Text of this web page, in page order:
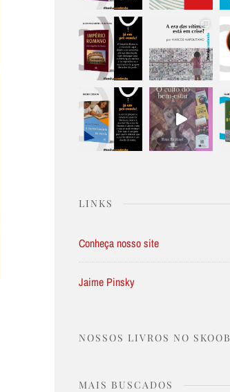
LINKS
Conheça nosso site
Jaime Pinsky
NOSSOS LIVROS NO SKOOB
MAIS BUSCADOS